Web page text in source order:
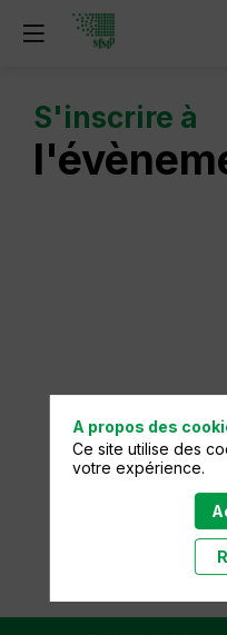
S'inscrire à
A propos des
Ce site utilise des
votre expérience.